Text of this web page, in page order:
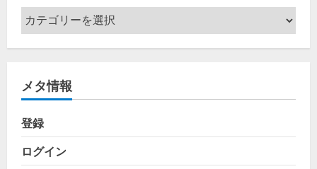
カ
テ
ゴ
ー
メタ情報
登録
ログイン